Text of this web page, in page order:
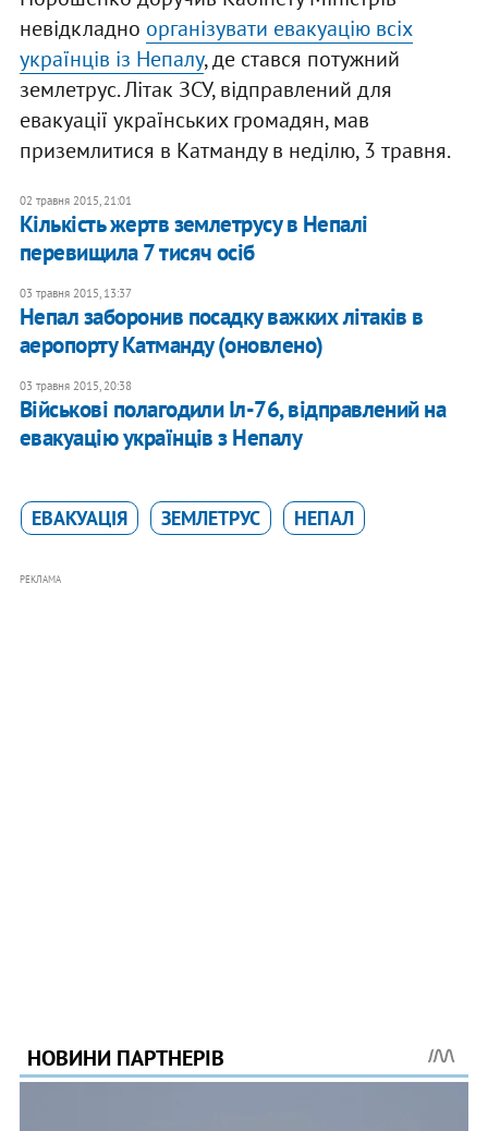
невідкладно організувати евакуацію всіх
українців із Непалу, де стався потужний
землетрус. Літак ЗСУ, відправлений для
евакуації українських громадян, мав
приземлитися в Катманду в неділю, 3 травня.
02 травня 2015, 21:01
Кількість жертв землетрусу в Непалі
перевищила 7 тисяч осіб
03 травня 2015, 13:37
Непал заборонив посадку важких літаків в
аеропорту Катманду (оновлено)
03 травня 2015, 20:38
Військові полагодили Іл-76, відправлений на
евакуацію українців з Непалу
ЕВАКУАЦІЯ ЗЕМЛЕТРУС НЕПАЛ
РЕКЛАМА